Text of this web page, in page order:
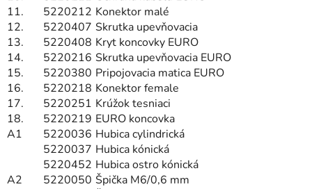
11.
5220212 Konektor malé
12.
5220407 Skrutka upevňovacia
13.
5220408 Kryt koncovky EURO
14.
5220216 Skrutka upevňovacia EURO
15.
5220380 Pripojovacia matica EURO
16.
5220218 Konektor female
17.
5220251 Krúžok tesniaci
18.
5220219 EURO koncovka
A1
5220036 Hubica cylindrická
5220037 Hubica kónická
5220452 Hubica ostro kónická
A2
5220050 Špička M6/0,6 mm